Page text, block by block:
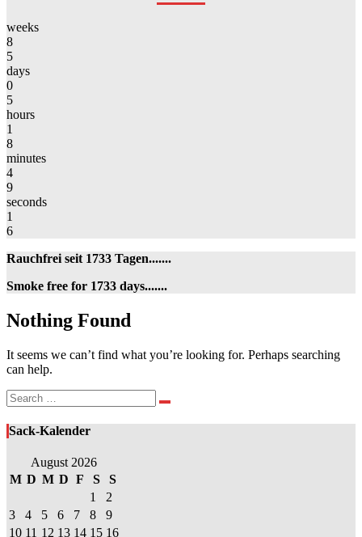
weeks
8
5
days
0
5
hours
1
8
minutes
4
9
seconds
1
6
Rauchfrei seit 1733 Tagen.......
Smoke free for 1733 days.......
Nothing
Found
Nothing Found
It seems we can’t find what you’re looking for. Perhaps searching
can help.
Search
for:
Search
Sack-Kalender
August 2026
M D M D F S
S
1
2
3
4 5 6 7 8
9
10 11 12 13 14 15 16